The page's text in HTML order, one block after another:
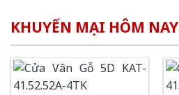
KHUYẾN MẠI HÔM NAY